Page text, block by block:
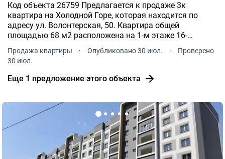
Код объекта 26759 Предлагается к продаже 3к
квартира на Холодной Горе, которая находится по
адресу ул. Волонтерская, 50. Квартира общей
площадью 68 м2 расположена на 1-м этаже 16-
этажного дома. Формат квартиры: три отдельные
комнаты, кухня, коридор и раздельный санузел.
Продажа квартиры · Опубликовано 30 июл. ·
Проверено
30 июл.
Еще 1 предложение этого объекта